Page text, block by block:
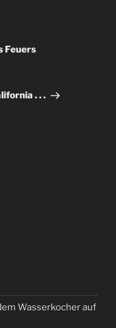
Feuers
. . .
Wasserkocher auf